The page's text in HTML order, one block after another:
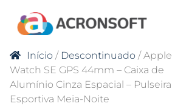
Início / Descontinuado / Apple
Watch SE GPS 44mm – Caixa de
Alumínio Cinza Espacial – Pulseira
Esportiva Meia-Noite